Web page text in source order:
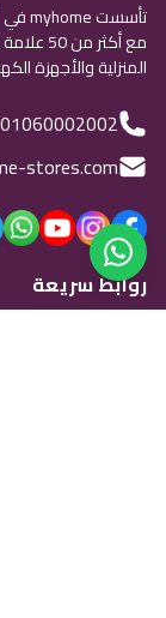
مع
المنزلية والأجهزة
01060002002
stores.com
روابط سريعة